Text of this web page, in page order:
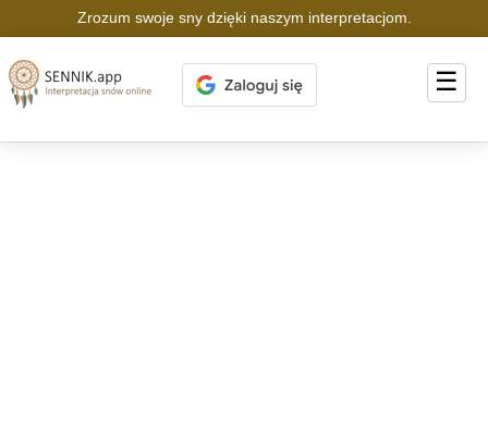
Zrozum swoje sny dzięki naszym interpretacjom.
☰